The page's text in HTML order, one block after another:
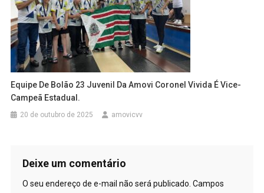
Equipe De Bolão 23 Juvenil Da Amovi Coronel Vivida É Vice-
Campeã Estadual.
20 de outubro de 2025 amovicvv
Deixe um comentário
O seu endereço de e-mail não será publicado. Campos